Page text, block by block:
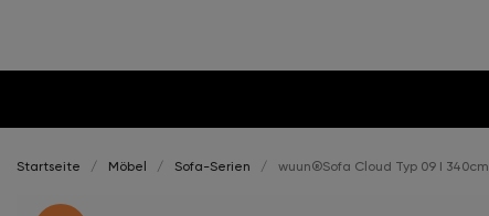
Startseite Möbel Sofa-Serien wuun®Sofa Cloud Typ 09 I 340cm